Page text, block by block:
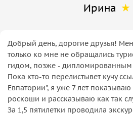
Ирина
Добрый день, дорогие друзья!
только ко мне не обращались
гидом, позже -
Пока кто-то перелистывет кучу
Евпатории", я уже 7 лет
роскоши и рассказываю как так
За 1,5 пятилетки проводила